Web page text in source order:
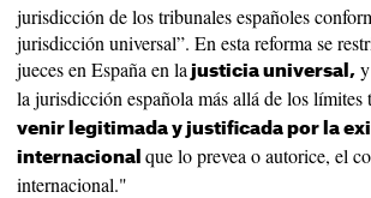
jurisdicción de los tribunales españoles
jurisdicción universal”. En esta reforma se
jueces en España en la justicia universal,
la jurisdicción española más allá de los límites
venir legitimada y justificada por la
internacional que lo prevea o autorice, el
internacional."